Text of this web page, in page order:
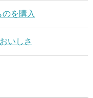
を購入
いしさ